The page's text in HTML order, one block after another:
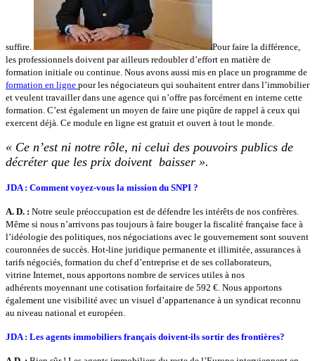
suffire.
Pour faire la différence,
les professionnels doivent par ailleurs redoubler d’effort en matière de
formation initiale ou continue. Nous avons aussi mis en place un programme de
formation en ligne pour les négociateurs qui souhaitent entrer dans l’immobilier
et veulent travailler dans une agence qui n’offre pas forcément en interne cette
formation. C’est également un moyen de faire une piqûre de rappel à ceux qui
exercent déjà. Ce module en ligne est gratuit et ouvert à tout le monde.
« Ce n’est ni notre rôle, ni celui des pouvoirs publics de
décréter que les prix doivent baisser ».
JDA : Comment voyez-vous la mission du SNPI ?
A. D. : Notre seule préoccupation est de défendre les intérêts de nos confrères.
Même si nous n’arrivons pas toujours à faire bouger la fiscalité française face à
l’idéologie des politiques, nos négociations avec le gouvernement sont souvent
couronnées de succès. Hot-line juridique permanente et illimitée, assurances à
tarifs négociés, formation du chef d’entreprise et de ses collaborateurs,
vitrine Internet, nous apportons nombre de services utiles à nos
adhérents moyennant une cotisation forfaitaire de 592 €. Nous apportons
également une visibilité avec un visuel d’appartenance à un syndicat reconnu
au niveau national et européen.
JDA : Les agents immobiliers français doivent-ils sortir des frontières?